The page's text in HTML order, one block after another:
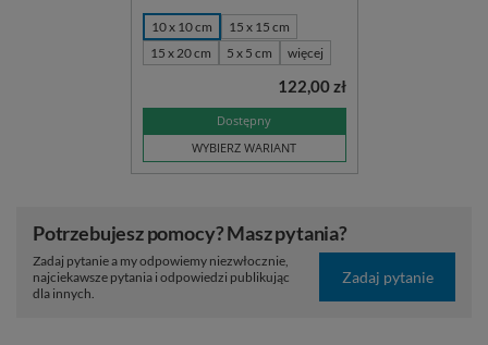
10 x 10 cm
15 x 15 cm
15 x 20 cm
5 x 5 cm więcej
Dostępny
WYBIERZ WARIANT
122,00 zł
Potrzebujesz pomocy? Masz pytania?
Zadaj pytanie a my odpowiemy niezwłocznie,
najciekawsze pytania i odpowiedzi publikując
dla innych.
Zadaj pytanie